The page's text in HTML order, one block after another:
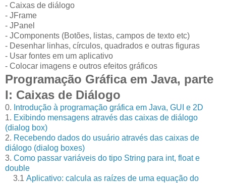
- Caixas de diálogo
- JFrame
- JPanel
- JComponents (Botões, listas, campos de texto etc)
- Desenhar linhas, círculos, quadrados e outras figuras
- Usar fontes em um aplicativo
- Colocar imagens e outros efeitos gráficos
Programação Gráfica em Java, parte
I: Caixas de Diálogo
0. Introdução à programação gráfica em Java, GUI e 2D
1. Exibindo mensagens através das caixas de diálogo
(dialog box)
2. Recebendo dados do usuário através das caixas de
diálogo (dialog boxes)
3. Como passar variáveis do tipo String para int, float e
double
3.1 Aplicativo: calcula as raízes de uma equação do